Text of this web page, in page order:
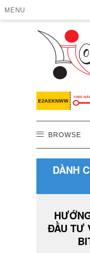
MENU
BROWSE
DÀNH
ĐẦU TƯ